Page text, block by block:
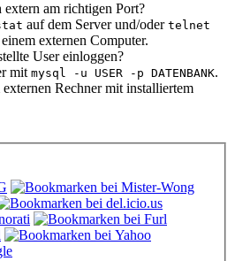
extern am richtigen Port?
auf dem Server und/oder telnet
externen Computer.
User einloggen?
mit mysql -u USER -p DATENBANK.
Rechner mit installiertem